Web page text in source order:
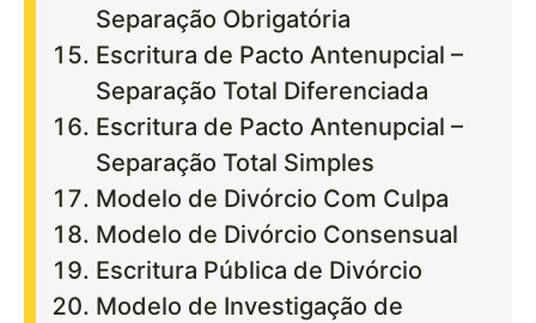
Separação Obrigatória
Escritura de Pacto Antenupcial –
Separação Total Diferenciada
Escritura de Pacto Antenupcial –
Separação Total Simples
Modelo de Divórcio Com Culpa
Modelo de Divórcio Consensual
Escritura Pública de Divórcio
Modelo de Investigação de